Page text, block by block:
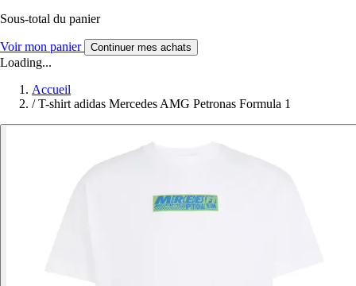
Sous-total du panier
Voir mon panier Continuer mes achats
Loading...
Accueil
/ T-shirt adidas Mercedes AMG Petronas Formula 1